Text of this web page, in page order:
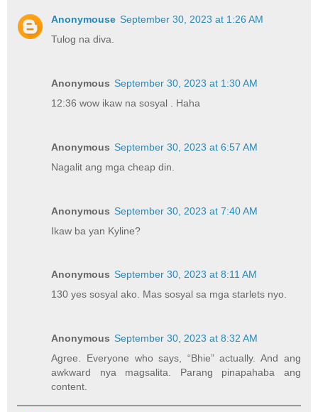
Anonymouse September 30, 2023 at 1:26 AM
Tulog na diva.
Anonymous September 30, 2023 at 1:30 AM
12:36 wow ikaw na sosyal . Haha
Anonymous September 30, 2023 at 6:57 AM
Nagalit ang mga cheap din.
Anonymous September 30, 2023 at 7:40 AM
Ikaw ba yan Kyline?
Anonymous September 30, 2023 at 8:11 AM
130 yes sosyal ako. Mas sosyal sa mga starlets nyo.
Anonymous September 30, 2023 at 8:32 AM
Agree. Everyone who says, “Bhie” actually. And ang
awkward nya magsalita. Parang pinapahaba ang
content.